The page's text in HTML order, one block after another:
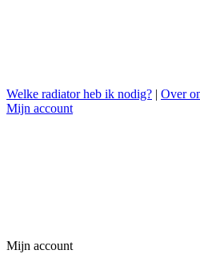
Welke radiator heb ik nodig? | Over
Mijn account
Mijn account